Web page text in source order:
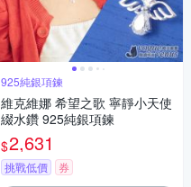
925純銀項鍊
維克維娜 希望之歌 寧靜小天使
綴水鑽 925純銀項鍊
$2,631
挑戰低價 券